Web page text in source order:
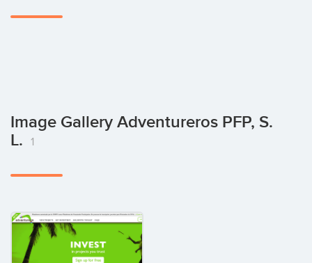
Image Gallery Adventureros PFP, S.
L.
1